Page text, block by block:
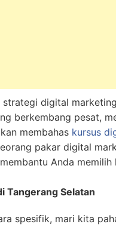
digital
berkembang pesat,
membahas kursus
pakar digital
Anda
Tangerang Selatan
spesifik, mari kita